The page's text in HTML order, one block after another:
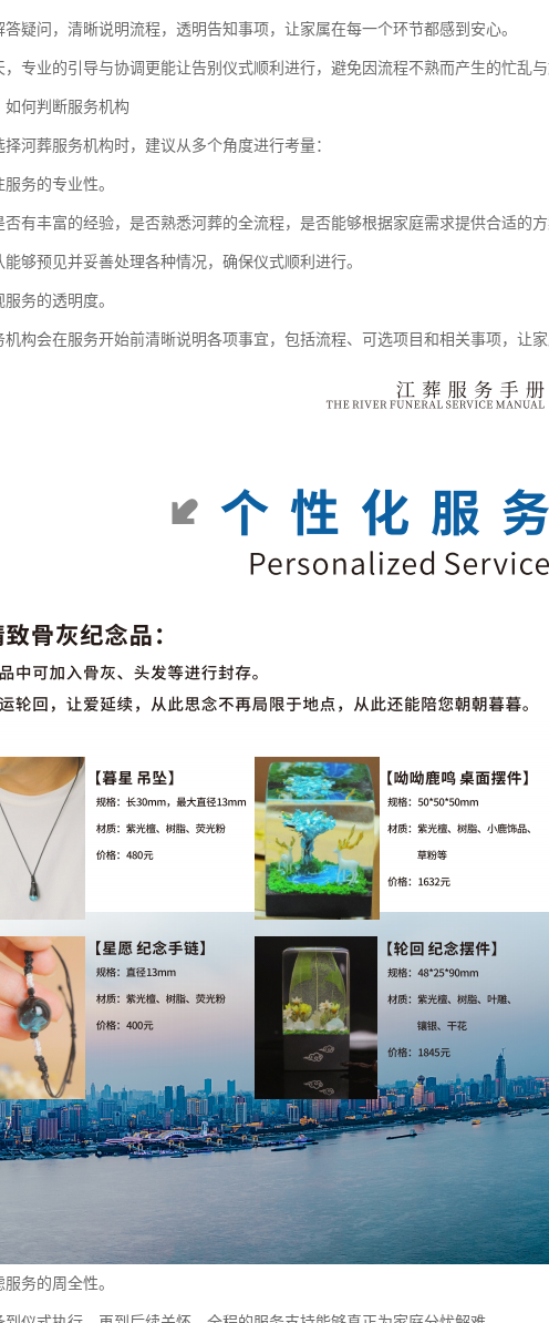
答疑问，清晰说明流程，透明告知事项，让家属在每一个环节都感到安心。
，专业的引导与协调更能让告别仪式顺利进行，避免因流程不熟而产生的忙乱与
如何判断服务机构
河葬服务机构时，建议从多个角度进行考量：
务的专业性。
否有丰富的经验，是否熟悉河葬的全流程，是否能够根据家庭需求提供合适的方
够预见并妥善处理各种情况，确保仪式顺利进行。
务的透明度。
机构会在服务开始前清晰说明各项事宜，包括流程、可选项目和相关事项，让家
务的周全性。